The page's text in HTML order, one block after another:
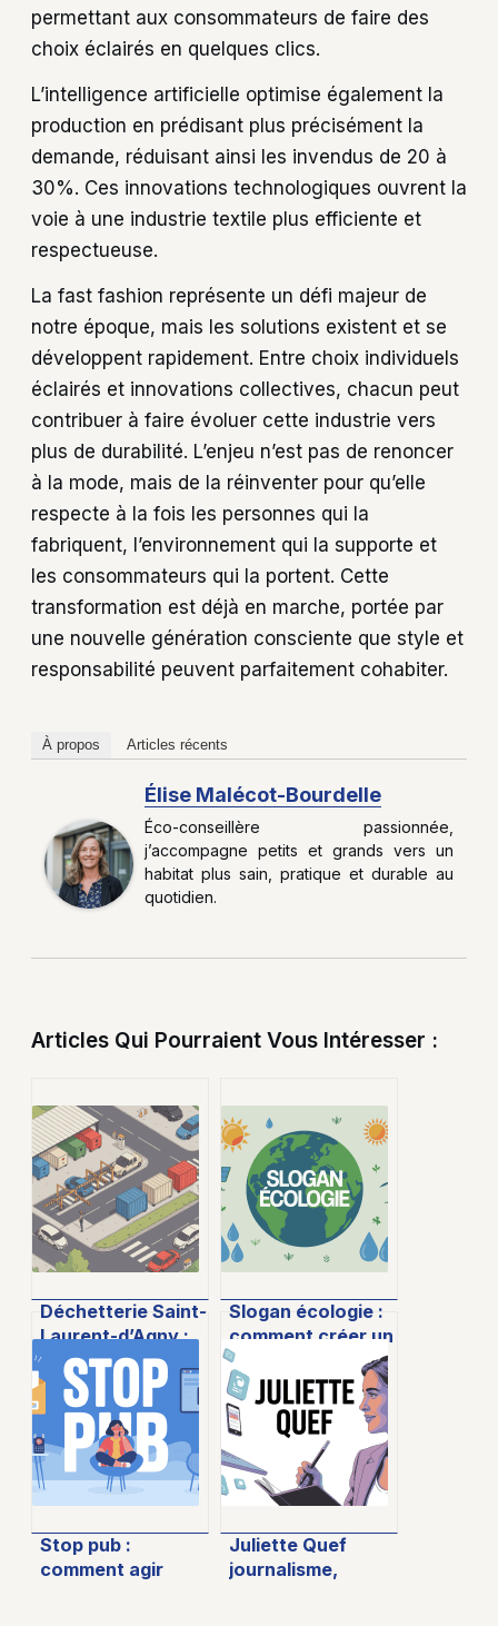
permettant aux consommateurs de faire des
choix éclairés en quelques clics.
L’intelligence artificielle optimise également la
production en prédisant plus précisément la
demande, réduisant ainsi les invendus de 20 à
30%. Ces innovations technologiques ouvrent la
voie à une industrie textile plus efficiente et
respectueuse.
La fast fashion représente un défi majeur de
notre époque, mais les solutions existent et se
développent rapidement. Entre choix individuels
éclairés et innovations collectives, chacun peut
contribuer à faire évoluer cette industrie vers
plus de durabilité. L’enjeu n’est pas de renoncer
à la mode, mais de la réinventer pour qu’elle
respecte à la fois les personnes qui la
fabriquent, l’environnement qui la supporte et
les consommateurs qui la portent. Cette
transformation est déjà en marche, portée par
une nouvelle génération consciente que style et
responsabilité peuvent parfaitement cohabiter.
À propos Articles récents
Élise Malécot-Bourdelle
Éco-conseillère passionnée,
j’accompagne petits et grands vers un
habitat plus sain, pratique et durable au
quotidien.
Articles Qui Pourraient Vous Intéresser :
Déchetterie Saint-
Laurent-d’Agny :
horaires, services
et informations
pratiques
Slogan écologie :
comment créer un
message
percutant pour
l’environnement
Stop pub :
comment agir
Juliette Quef
journalisme,